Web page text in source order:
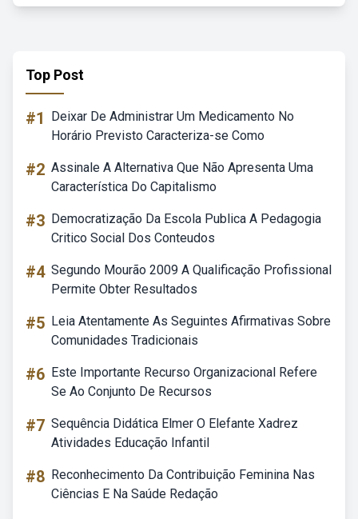
Top Post
#1
Deixar De Administrar Um Medicamento No
Horário Previsto Caracteriza-se Como
#2 Assinale A Alternativa Que Não Apresenta Uma
Característica Do Capitalismo
#3 Democratização Da Escola Publica A Pedagogia
Critico Social Dos Conteudos
#4 Segundo Mourão 2009 A Qualificação Profissional
Permite Obter Resultados
#5 Leia Atentamente As Seguintes Afirmativas Sobre
Comunidades Tradicionais
#6 Este Importante Recurso Organizacional Refere
Se Ao Conjunto De Recursos
#7 Sequência Didática Elmer O Elefante Xadrez
Atividades Educação Infantil
#8 Reconhecimento Da Contribuição Feminina Nas
Ciências E Na Saúde Redação